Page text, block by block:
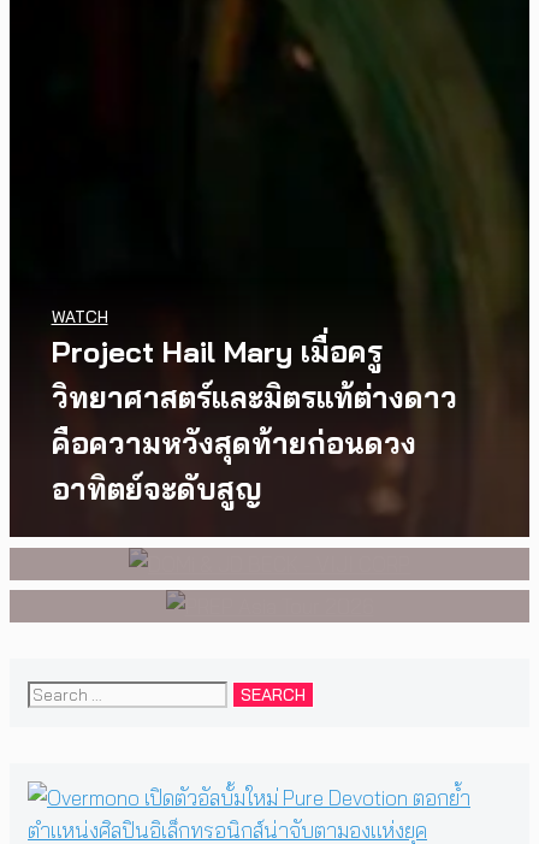
Project Hail Mary เมื่อครู
วิทยาศาสตร์และมิตรแท้ต่างดาว
คือความหวังสุดท้ายก่อนดวง
อาทิตย์จะดับสูญ
WATCH
สองนักดนตรี หนึ่งบทสนทนาบน
เวที DOMi & JD BECK เตรียมกลับ
มาพบแฟนเพลงในกรุงเทพฯ อีก
ครั้ง วันที่ 24 พฤศจิกายนนี้
MUSIC EVENTS
PREP คัมแบ็กเอเชีย! ประกาศ
เอเชียทัวร์ปี 2026 ต้อนรับ EP ใหม่
‘One Day In The Sun’ พร้อมโชว์
สุดพิเศษในกรุงเทพ 17 ตุลาคม
2026 นี้
MUSIC EVENTS
Search